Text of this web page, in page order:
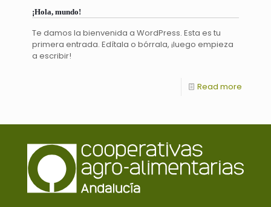
¡Hola, mundo!
Te damos la bienvenida a WordPress. Esta es tu
primera entrada. Edítala o bórrala, ¡luego empieza
a escribir!
Read more